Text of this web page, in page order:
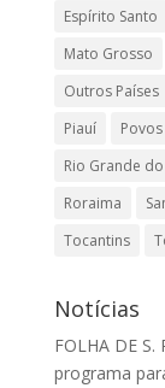
Espírito Santo
Mato Grosso
Outros Países
Piauí
Rio Grande
Roraima
Tocantins
Notícias
FOLHA DE
programa